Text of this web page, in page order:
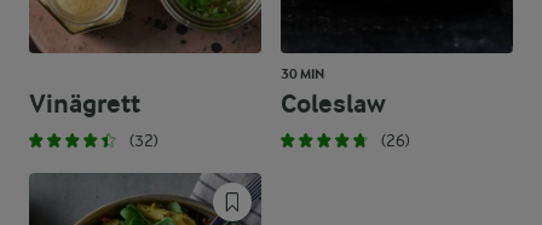
Vinägrett
(32)
30 MIN
Coleslaw
(26)